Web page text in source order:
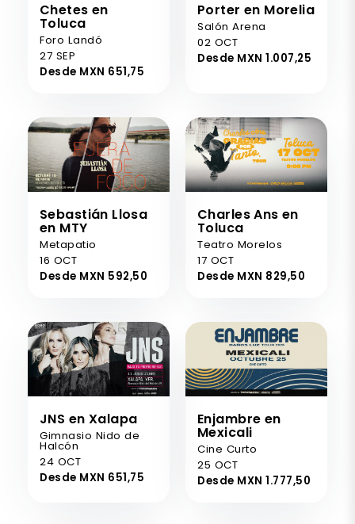
Chetes en
Toluca
Foro Landó
27 SEP
Desde MXN 651,75
Porter en Morelia
Salón Arena
02 OCT
Desde MXN 1.007,25
Sebastián Llosa
en MTY
Metapatio
16 OCT
Desde MXN 592,50
Charles Ans en
Toluca
Teatro Morelos
17 OCT
Desde MXN 829,50
JNS en Xalapa
Gimnasio Nido de
Halcón
24 OCT
Desde MXN 651,75
Enjambre en
Mexicali
Cine Curto
25 OCT
Desde MXN 1.777,50